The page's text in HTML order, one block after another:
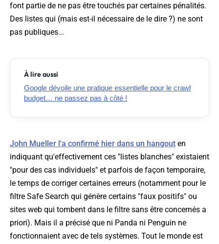
font partie de ne pas être touchés par certaines pénalités.
Des listes qui (mais est-il nécessaire de le dire ?) ne sont
pas publiques...
À lire aussi
Google dévoile une pratique essentielle pour le crawl
budget… ne passez pas à côté !
John Mueller l'a confirmé hier dans un hangout en
indiquant qu'effectivement ces "listes blanches" existaient
"pour des cas individuels" et parfois de façon temporaire,
le temps de corriger certaines erreurs (notamment pour le
filtre Safe Search qui génère certains "faux positifs" ou
sites web qui tombent dans le filtre sans être concernés a
priori). Mais il a précisé que ni Panda ni Penguin ne
fonctionnaient avec de tels systèmes. Tout le monde est